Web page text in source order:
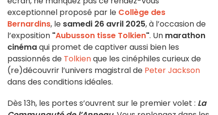
exceptionnel proposé par le Collège des
Bernardins, le samedi 26 avril 2025, à l’occasion de
l’exposition "Aubusson tisse Tolkien". Un marathon
cinémaqui promet de captiver aussi bien les
passionnés de Tolkienque les cinéphiles curieux de
(re)découvrir l’univers magistral de Peter Jackson
dans des conditions idéales.
Dès 13h, les portes s’ouvrent sur le premier volet : La